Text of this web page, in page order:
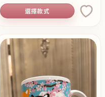
選擇款式